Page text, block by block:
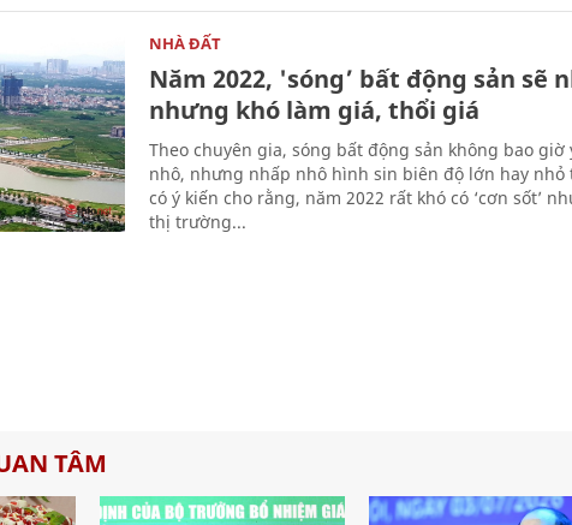
NHÀ ĐẤT
Năm 2022, 'sóng’ bất động sản sẽ
nhưng khó làm giá, thổi giá
Theo chuyên gia, sóng bất động sản không bao giờ
nhô, nhưng nhấp nhô hình sin biên độ lớn hay nhỏ
có ý kiến cho rằng, năm 2022 rất khó có ‘cơn sốt’
thị trường...
TÂM